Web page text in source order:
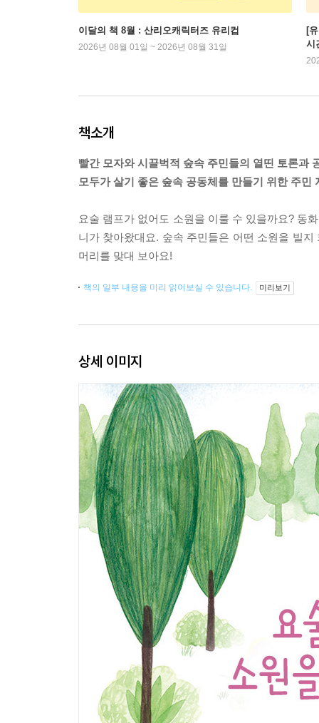
이달의 책 8월 : 산리오캐릭터즈 유리컵
2026년 08월 01일 ~ 2026년 08월 31일
[
시
책소개
빨간 모자와 시끌벅적 숲속 주민들의 열띤 토론과
모두가 살기 좋은 숲속 공동체를 만들기 위한 주민
요술 램프가 없어도 소원을 이룰 수 있을까요? 동
니가 찾아왔대요. 숲속 주민들은 어떤 소원을 빌
머리를 맞대 보아요!
책의 일부 내용을 미리 읽어보실 수 있습니다. 미리보기
상세 이미지